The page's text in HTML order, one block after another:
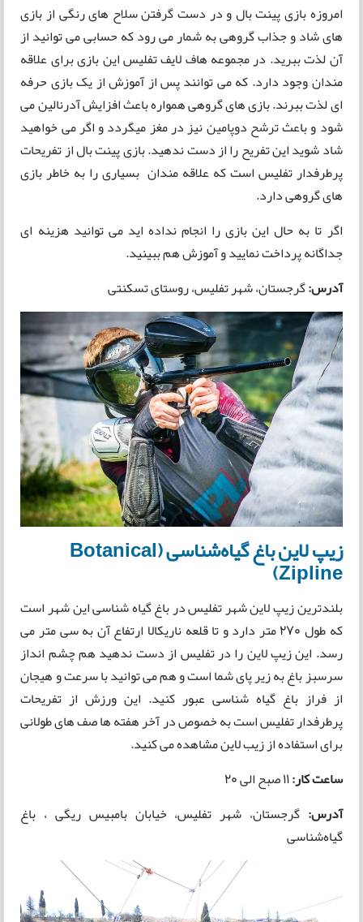
امروزه بازی پینت بال و در دست گرفتن سلاح های رنگی از بازی
های شاد و جذاب گروهی به شمار می رود که حسابی می توانید از
آن لذت ببرید. در مجموعه هاف لایف تفلیس این بازی برای علاقه
مندان وجود دارد. که می توانند پس از آموزش از یک بازی حرفه
ای لذت ببرند. بازی های گروهی همواره باعث افزایش آدرنالین می
شود و باعث ترشح دوپامین نیز در مغز میگردد و اگر می خواهید
شاد شوید این تفریح را از دست ندهید. بازی پینت بال از تفریحات
پرطرفدار تفلیس است که علاقه مندان بسیاری را به خاطر بازی
های گروهی دارد.
اگر تا به حال این بازی را انجام نداده اید می توانید هزینه ای
جداگانه پرداخت نمایید و آموزش هم ببینید.
آدرس:گرجستان، شهر تفلیس، روستای تسکنتی
زیپ لاین باغ گیاه‌شناسی (Botanical
Zipline)
بلندترین زیپ لاین شهر تفلیس در باغ گیاه شناسی این شهر است
که طول 270 متر دارد و تا قلعه ناریکالا ارتفاع آن به سی متر می
رسد. این زیپ لاین را در تفلیس از دست ندهید هم چشم انداز
سرسبز باغ به زیر پای شما است و هم می توانید با سرعت و هیجان
از فراز باغ گیاه شناسی عبور کنید. این ورزش از تفریحات
پرطرفدار تفلیس است به خصوص در آخر هفته ها صف های طولانی
برای استفاده از زیب لاین مشاهده می کنید.
ساعت کار:11 صبح الی 20
آدرس: گرجستان، شهر تفلیس، خیابان بامبیس ریگی ، باغ
گیاه‌شناسی